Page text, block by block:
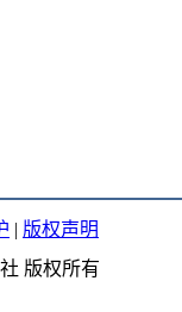
| 版权声明
版权所有